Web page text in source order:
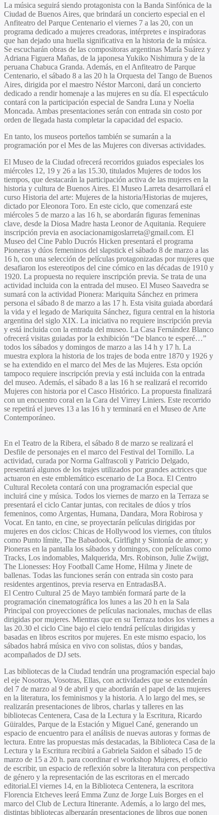
La música seguirá siendo protagonista con la Banda Sinfónica de la
Ciudad de Buenos Aires, que brindará un concierto especial en el
Anfiteatro del Parque Centenario el viernes 7 a las 20, con un
programa dedicado a mujeres creadoras, intérpretes e inspiradoras
que han dejado una huella significativa en la historia de la música.
Se escucharán obras de las compositoras argentinas María Suárez y
Adriana Figuera Mañas, de la japonesa Yukiko Nishimura y de la
peruana Chabuca Granda. Además, en el Anfiteatro de Parque
Centenario, el sábado 8 a las 20 h la Orquesta del Tango de Buenos
Aires, dirigida por el maestro Néstor Marconi, dará un concierto
dedicado a rendir homenaje a las mujeres en su día. El espectáculo
contará con la participación especial de Sandra Luna y Noelia
Moncada. Ambas presentaciones serán con entrada sin costo por
orden de llegada hasta completar la capacidad del espacio.
En tanto, los museos porteños también se sumarán a la
programación por el Mes de las Mujeres con diversas actividades.
El Museo de la Ciudad ofrecerá recorridos guiados especiales los
miércoles 12, 19 y 26 a las 15.30, titulados Mujeres de todos los
tiempos, que destacarán la participación activa de las mujeres en la
historia y cultura de Buenos Aires. El Museo Larreta desarrollará el
curso Historia del arte: Mujeres de la historia/Historias de mujeres,
dictado porEleonora Toro. En este ciclo, que comenzará este
miércoles 5 de marzo a las 16 h, se abordarán figuras femeninas
clave, desde la Diosa Madre hasta Leonor de Aquitania. Requiere
inscripción previa en asociacionamigoslarreta@gmail.com. El
Museo del Cine Pablo Ducrós Hicken presentará el programa
Pioneras y dúos femeninos del slapstick el sábado 8 de marzo a las
16 h, con una selección de películas protagonizadas por mujeres que
desafiaron los estereotipos del cine cómico en las décadas de 1910 y
1920. La propuesta no requiere inscripción previa. Se trata de una
actividad incluida con la entrada del museo. El Museo Saavedra se
sumará con la actividad Pionera: Mariquita Sánchez en primera
persona el sábado 8 de marzo a las 17 h. Esta visita guiada abordará
la vida y el legado de Mariquita Sánchez, figura central en la historia
argentina del siglo XIX. La iniciativa no requiere inscripción previa
y está incluida con la entrada del museo. La Casa Fernández Blanco
ofrecerá visitas guiadas por la exhibición “De blanco te esperé…”
todos los sábados y domingos de marzo a las 14 h y 17 h. La
muestra explora la historia de los trajes de boda entre 1870 y 1926 y
se ha extendido en el marco del Mes de las Mujeres. Esta opción
tampoco requiere inscripción previa y está incluida con la entrada
del museo. Además, el sábado 8 a las 16 h se realizará el recorrido
Mujeres con historia por el Casco Histórico. La propuesta finalizará
con un encuentro coral en la Cara del Virrey Liniers. Este recorrido
se repetirá el jueves 13 a las 16 h y terminará en el Museo de Arte
Contemporáneo.
En el Teatro de la Ribera, el sábado 8 de marzo se realizará el
Desfile de personajes en el marco del Festival del Tornillo. La
actividad, curada porNorma Galfrascoli y Patricio Delgado,
presentará algunos de los trajes utilizados por grandes actrices que
actuaron en este emblemático escenario de La Boca. El Centro
Cultural Recoleta contará con una programación especial que
incluirá cine y música. Todos los viernes de marzo en la Terraza se
presentará el ciclo Cantar juntas, con recitales de dúos y tríos
femeninos, como Argentas, Humana, Dandara, Mora Robirosa y
Vocat. En tanto, en cine, se proyectarán películas dirigidas por
mujeres en dos ciclos: Chicas de Hollywood los viernes, con títulos
como Punto límite, The Babadook, Girlfight y Sintonía de amor; y
Pioneras en la pantalla los sábados y domingos, con películas como
Tracks, Los indomables, Malquerida, Mrs. Robinson, Julie Zwijgt,
The Lionesses: Hoy Football Came Home, Hilma y Jinete de
ballenas. Todas las funciones serán con entrada sin costo para
residentes argentinos, previa reserva en EntradasBA.
El Centro Cultural 25 de Mayo también formará parte de la
programación cinematográfica los lunes a las 20 h en la Sala
Principal con proyecciones de películas nacionales, muchas de ellas
dirigidas por mujeres. Mientras que en su Terraza todos los viernes a
las 20.30 el ciclo Cine bajo el cielo tendrá películas dirigidas y
basadas en libros escritos por mujeres. En este mismo espacio, los
sábados habrá música en vivo con solistas, dúos y bandas,
acompañados de DJ sets.
Las bibliotecas de la Ciudad tendrán una programación especial bajo
el eje Nosotras, Vosotras, Ellas, con actividades que se extenderán
del 7 de marzo al 9 de abril y que abordarán el papel de las mujeres
en la literatura, los feminismos y la historia. A lo largo del mes, se
realizarán presentaciones de libros, charlas y talleres en las
bibliotecas Centenera, Casa de la Lectura y la Escritura, Ricardo
Güiraldes, Parque de la Estación y Miguel Cané, generando un
espacio de encuentro para el análisis de nuevas autoras y formas de
lectura. Entre las propuestas más destacadas, la Biblioteca Casa de la
Lectura y la Escritura recibirá a Gabriela Saidon el sábado 15 de
marzo de 15 a 20 h. para coordinar el workshop Mujeres, el oficio
de escribir, un espacio de reflexión sobre la literatura con perspectiva
de género y la representación de las escritoras en el mercado
editorial.El viernes 14, en la Biblioteca Centenera, la escritora
Florencia Etcheves leerá Emma Zunz de Jorge Luis Borges en el
marco del Club de Lectura Itinerante. Además, a lo largo del mes,
distintas bibliotecas albergarán presentaciones de libros que ponen